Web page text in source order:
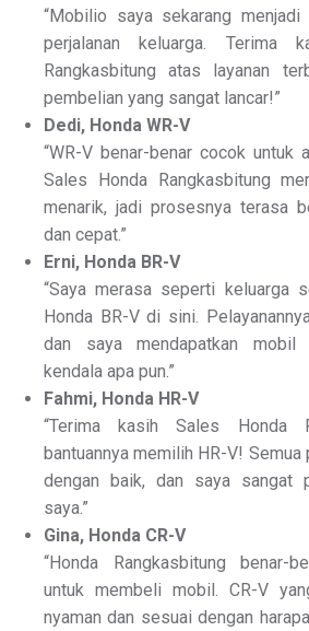
“Mobilio saya sekarang
perjalanan keluarga. Terima
Rangkasbitung atas layanan
pembelian yang sangat lancar!”
Dedi, Honda WR-V
“WR-V benar-benar cocok untuk
Sales Honda Rangkasbitung
menarik, jadi prosesnya terasa
dan cepat.”
Erni, Honda BR-V
“Saya merasa seperti keluarga
Honda BR-V di sini.
dan saya mendapatkan mobil
kendala apa pun.”
Fahmi, Honda HR-V
“Terima kasih Sales Honda
bantuannya memilih HR-V!
dengan baik, dan saya sangat
saya.”
Gina, Honda CR-V
“Honda Rangkasbitung benar-
untuk membeli mobil. CR-V
nyaman dan sesuai dengan